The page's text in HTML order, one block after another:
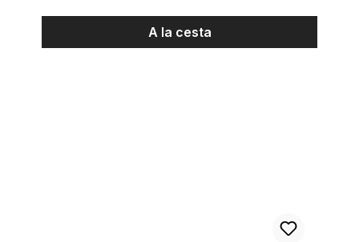
A la cesta